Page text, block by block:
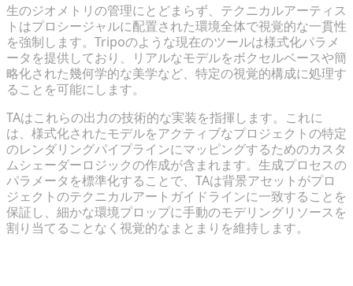
生のジオメトリの管理にとどまらず、テクニカルアーティス
トはプロシージャルに配置された環境全体で視覚的な一貫性
を強制します。Tripoのような現在のツールは様式化パラメ
ータを提供しており、リアルなモデルをボクセルベースや簡
略化された幾何学的な美学など、特定の視覚的構成に処理す
ることを可能にします。
TAはこれらの出力の技術的な実装を指揮します。これに
は、様式化されたモデルをアクティブなプロジェクトの特定
のレンダリングパイプラインにマッピングするためのカスタ
ムシェーダーロジックの作成が含まれます。生成プロセスの
パラメータを標準化することで、TAは背景アセットがプロ
ジェクトのテクニカルアートガイドラインに一致することを
保証し、細かな環境プロップに手動のモデリングリソースを
割り当てることなく視覚的なまとまりを維持します。